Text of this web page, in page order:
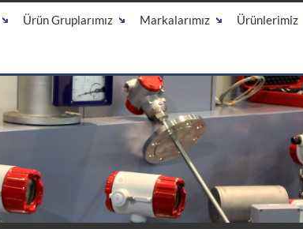
Ürün Gruplarımız Markalarımız Ürünlerimiz